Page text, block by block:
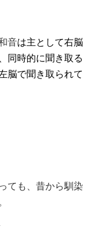
音は主として右脳
同時的に聞き取る
脳で聞き取られて
ても、昔から馴染